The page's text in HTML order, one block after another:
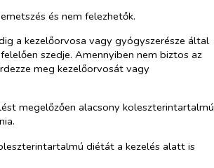
és nem felezhetők.
a kezelőorvosa vagy gyógyszerésze által
szedje. Amennyiben nem biztos az
meg kezelőorvosát vagy
megelőzően alacsony koleszterintartalmú
diétát a kezelés alatt is